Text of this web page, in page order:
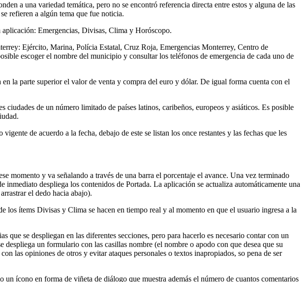
a una variedad temática, pero no se encontró referencia directa entre estos y alguna de las
refieren a algún tema que fue noticia.
Emergencias, Divisas, Clima y Horóscopo.
Ejército, Marina, Polícia Estatal, Cruz Roja, Emergencias Monterrey, Centro de
escoger el nombre del municipio y consultar los teléfonos de emergencia de cada uno de
la parte superior el valor de venta y compra del euro y dólar. De igual forma cuenta con el
de un número limitado de países latinos, caribeños, europeos y asiáticos. Es posible
de acuerdo a la fecha, debajo de este se listan los once restantes y las fechas que les
momento y va señalando a través de una barra el porcentaje el avance. Una vez terminado
despliega los contenidos de Portada. La aplicación se actualiza automáticamente una
el dedo hacia abajo).
ítems Divisas y Clima se hacen en tiempo real y al momento en que el usuario ingresa a la
se despliegan en las diferentes secciones, pero para hacerlo es necesario contar con un
un formulario con las casillas nombre (el nombre o apodo con que desea que su
las opiniones de otros y evitar ataques personales o textos inapropiados, so pena de ser
ícono en forma de viñeta de diálogo que muestra además el número de cuantos comentarios